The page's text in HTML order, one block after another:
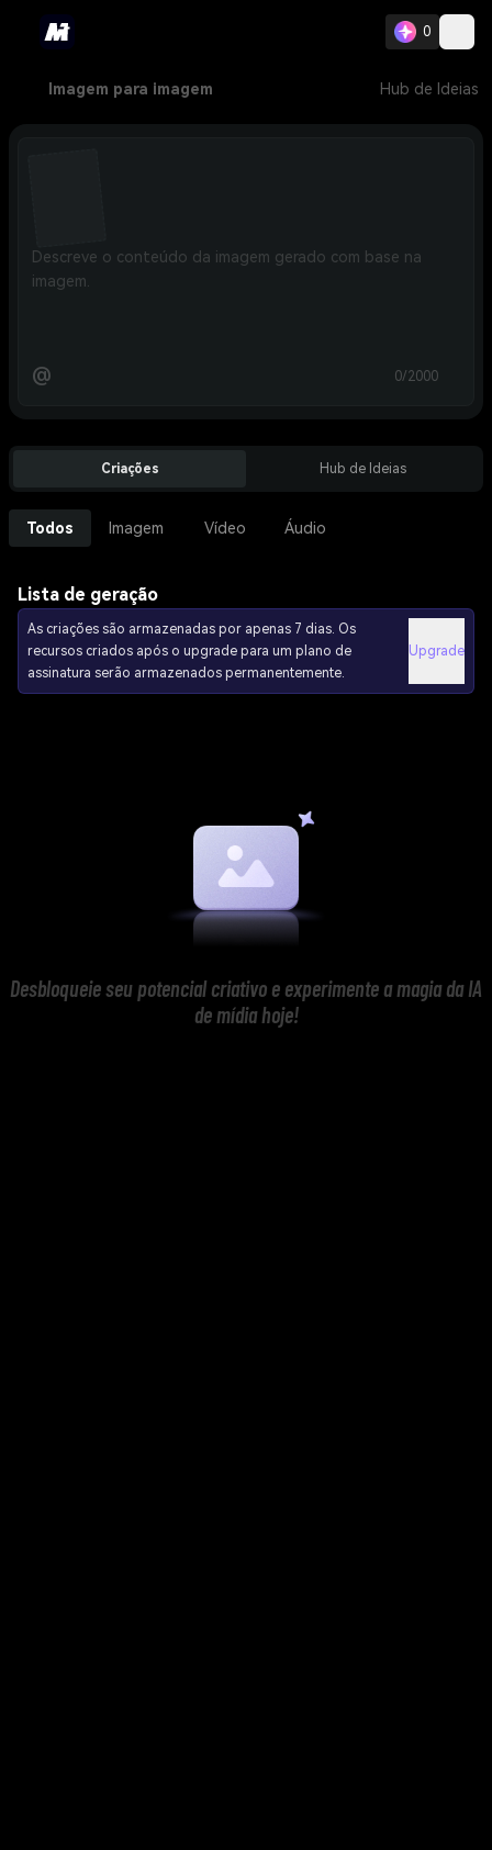
0
Imagem para imagem Hub de Ideias
@ 0/2000
Criações Hub de Ideias
Todos Imagem Vídeo Áudio
Lista de geração
As criações são armazenadas por apenas 7 dias. Os
recursos criados após o upgrade para um plano de
assinatura serão armazenados permanentemente.
Upgrade
Desbloqueie seu potencial criativo e experimente a magia da IA
de mídia hoje!